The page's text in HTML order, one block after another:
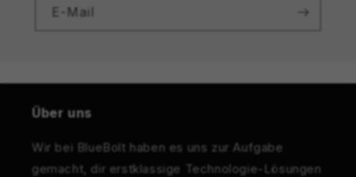
E-Mail
Über uns
Wir bei BlueBolt haben es uns zur Aufgabe
gemacht, dir erstklassige Technologie-Lösungen